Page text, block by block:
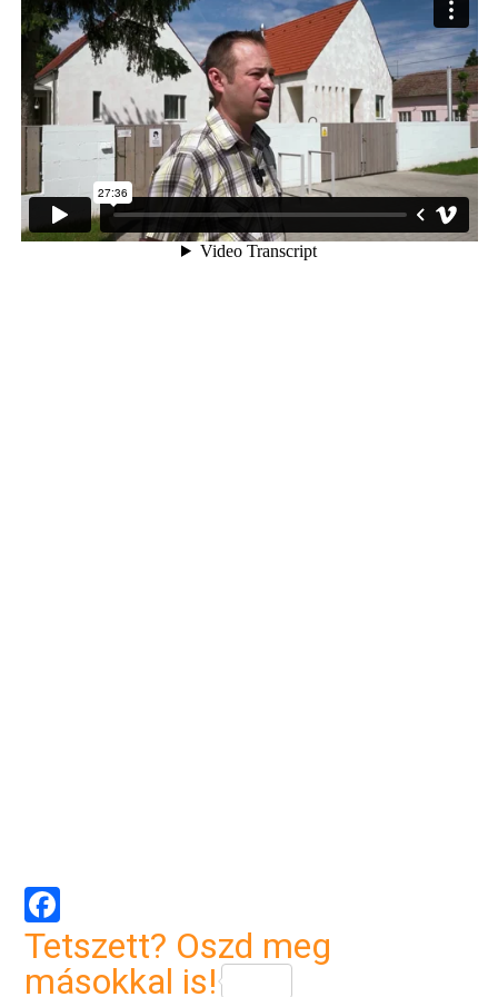
Facebook
Tetszett? Oszd meg
másokkal is!